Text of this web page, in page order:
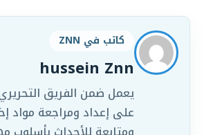
كاتب في ZNN
hussein Znn
على إعداد ومراجعة مواد